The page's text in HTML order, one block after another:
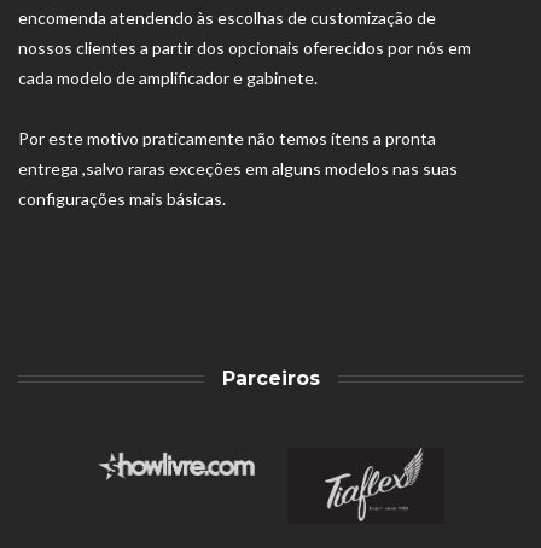
encomenda atendendo às escolhas de customização de
nossos clientes a partir dos opcionais oferecidos por nós em
cada modelo de amplificador e gabinete.
Por este motivo praticamente não temos ítens a pronta
entrega ,salvo raras exceções em alguns modelos nas suas
configurações mais básicas.
Parceiros